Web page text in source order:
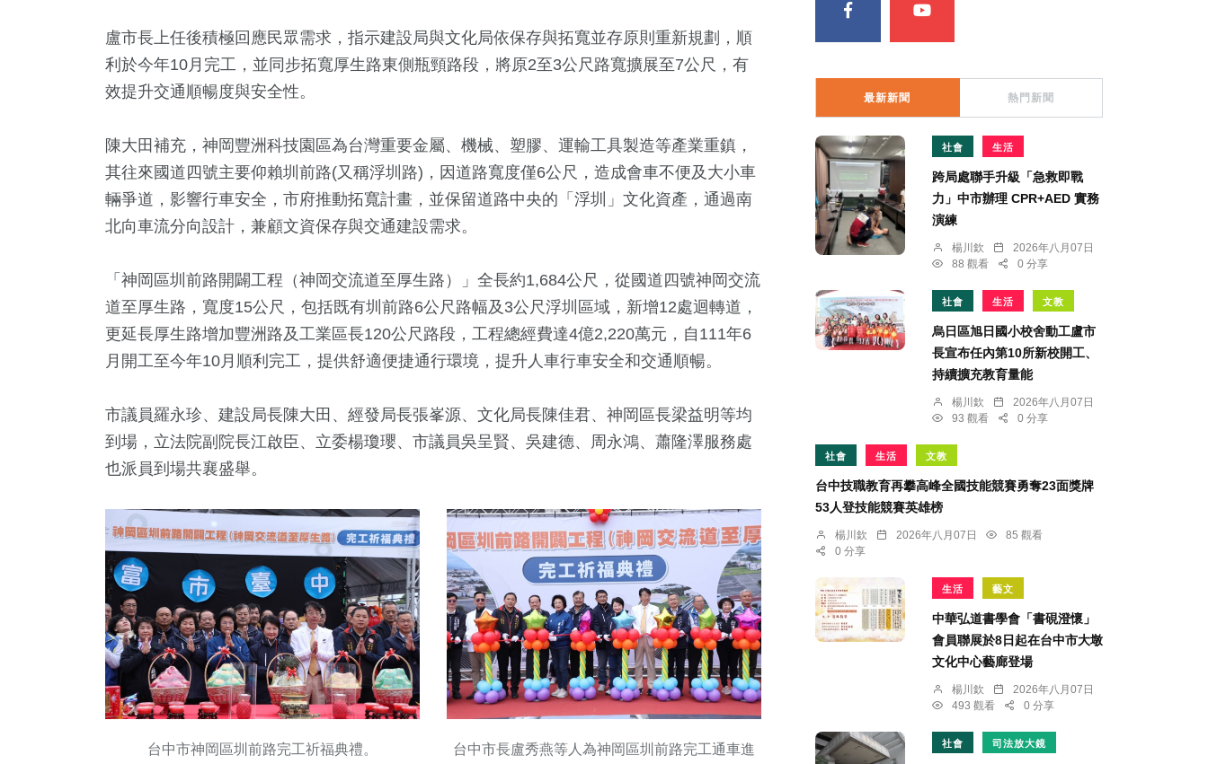
盧市長上任後積極回應民眾需求，指示建設局與文化局依保存與拓寬並存原則重新規劃，順
利於今年10月完工，並同步拓寬厚生路東側瓶頸路段，將原2至3公尺路寬擴展至7公尺，有
效提升交通順暢度與安全性。
陳大田補充，神岡豐洲科技園區為台灣重要金屬、機械、塑膠、運輸工具製造等產業重鎮，
其往來國道四號主要仰賴圳前路(又稱浮圳路)，因道路寬度僅6公尺，造成會車不便及大小車
輛爭道，影響行車安全，市府推動拓寬計畫，並保留道路中央的「浮圳」文化資產，通過南
北向車流分向設計，兼顧文資保存與交通建設需求。
「神岡區圳前路開闢工程（神岡交流道至厚生路）」全長約1,684公尺，從國道四號神岡交流
道至厚生路，寬度15公尺，包括既有圳前路6公尺路幅及3公尺浮圳區域，新增12處迴轉道，
更延長厚生路增加豐洲路及工業區長120公尺路段，工程總經費達4億2,220萬元，自111年6
月開工至今年10月順利完工，提供舒適便捷通行環境，提升人車行車安全和交通順暢。
市議員羅永珍、建設局長陳大田、經發局長張峯源、文化局長陳佳君、神岡區長梁益明等均
到場，立法院副院長江啟臣、立委楊瓊瓔、市議員吳呈賢、吳建德、周永鴻、蕭隆澤服務處
也派員到場共襄盛舉。
台中市神岡區圳前路完工祈福典禮。
台中市長盧秀燕等人為神岡區圳前路完工通車進
最新新聞 熱門新聞
社會 生活
跨局處聯手升級「急救即戰
力」中市辦理 CPR+AED 實務
演練
楊川欽
2026年八月07日
88 觀看
0 分享
社會 生活 文教
烏日區旭日國小校舍動工盧市
長宣布任內第10所新校開工、
持續擴充教育量能
楊川欽
2026年八月07日
93 觀看
0 分享
社會 生活 文教
台中技職教育再攀高峰全國技能競賽勇奪23面獎牌
53人登技能競賽英雄榜
楊川欽 2026年八月07日
85 觀看
0 分享
生活 藝文
中華弘道書學會「書硯澄懷」
會員聯展於8日起在台中市大墩
文化中心藝廊登場
楊川欽
2026年八月07日
493 觀看
0 分享
社會 司法放大鏡